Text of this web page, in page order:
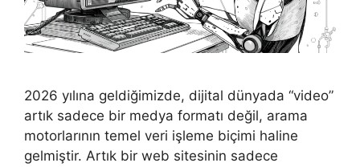
2026 yılına geldiğimizde, dijital dünyada “video”
artık sadece bir medya formatı değil, arama
motorlarının temel veri işleme biçimi haline
gelmiştir. Artık bir web sitesinin sadece